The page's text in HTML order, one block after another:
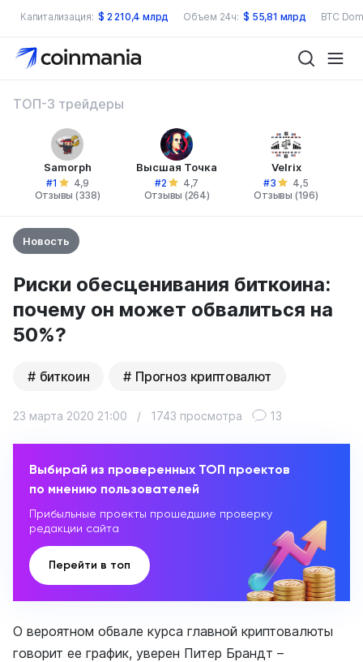
Капитализация: $ 2 210,4 млрд Объем 24ч: $ 55,81 млрд BTC
ТОП-3 трейдеры
Samorph
#1
4,9
Отзывы (338)
Высшая Точка
#2
4,7
Отзывы (264)
Velrix
#3
4,5
Отзывы (196)
Новость
Риски обесценивания биткоина:
почему он может обвалиться на
50%?
биткоин Прогноз криптовалют
23 марта 2020 21:00 / 1743 просмотра 13
Выбирай из проверенных ТОП проектов
по мнению пользователей
Прибыльные проекты прошедшие проверку
редакции сайта
Перейти в топ
О вероятном обвале курса главной криптовалюты
говорит ее график, уверен Питер Брандт –